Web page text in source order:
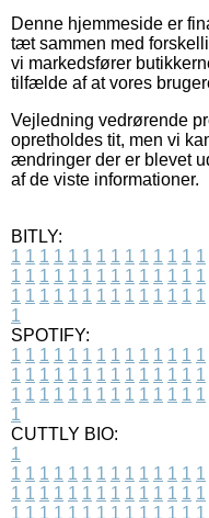
Denne hjemmeside er
tæt sammen med
vi markedsfører
tilfælde af at vores
Vejledning vedrørende
opretholdes tit, men vi
ændringer der er blevet
af de viste informationer.
BITLY:
1 1 1 1 1 1 1 1 1 1 1 1 1 1
1 1 1 1 1 1 1 1 1 1 1 1 1 1
1 1 1 1 1 1 1 1 1 1 1 1 1 1
1
SPOTIFY:
1 1 1 1 1 1 1 1 1 1 1 1 1 1
1 1 1 1 1 1 1 1 1 1 1 1 1 1
1 1 1 1 1 1 1 1 1 1 1 1 1 1
1
CUTTLY BIO:
1
1 1 1 1 1 1 1 1 1 1 1 1 1 1
1 1 1 1 1 1 1 1 1 1 1 1 1 1
1 1 1 1 1 1 1 1 1 1 1 1 1 1